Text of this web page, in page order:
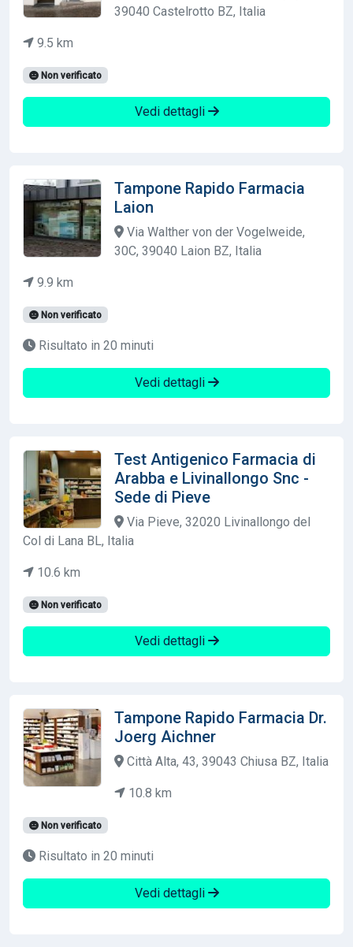
39040 Castelrotto BZ, Italia
9.5 km
Non verificato
Vedi dettagli
Tampone Rapido Farmacia
Laion
Via Walther von der Vogelweide,
30C, 39040 Laion BZ, Italia
9.9 km
Non verificato
Risultato in 20 minuti
Vedi dettagli
Test Antigenico Farmacia di
Arabba e Livinallongo Snc -
Sede di Pieve
Via Pieve, 32020 Livinallongo del
Col di Lana BL, Italia
10.6 km
Non verificato
Vedi dettagli
Tampone Rapido Farmacia Dr.
Joerg Aichner
Città Alta, 43, 39043 Chiusa BZ, Italia
10.8 km
Non verificato
Risultato in 20 minuti
Vedi dettagli